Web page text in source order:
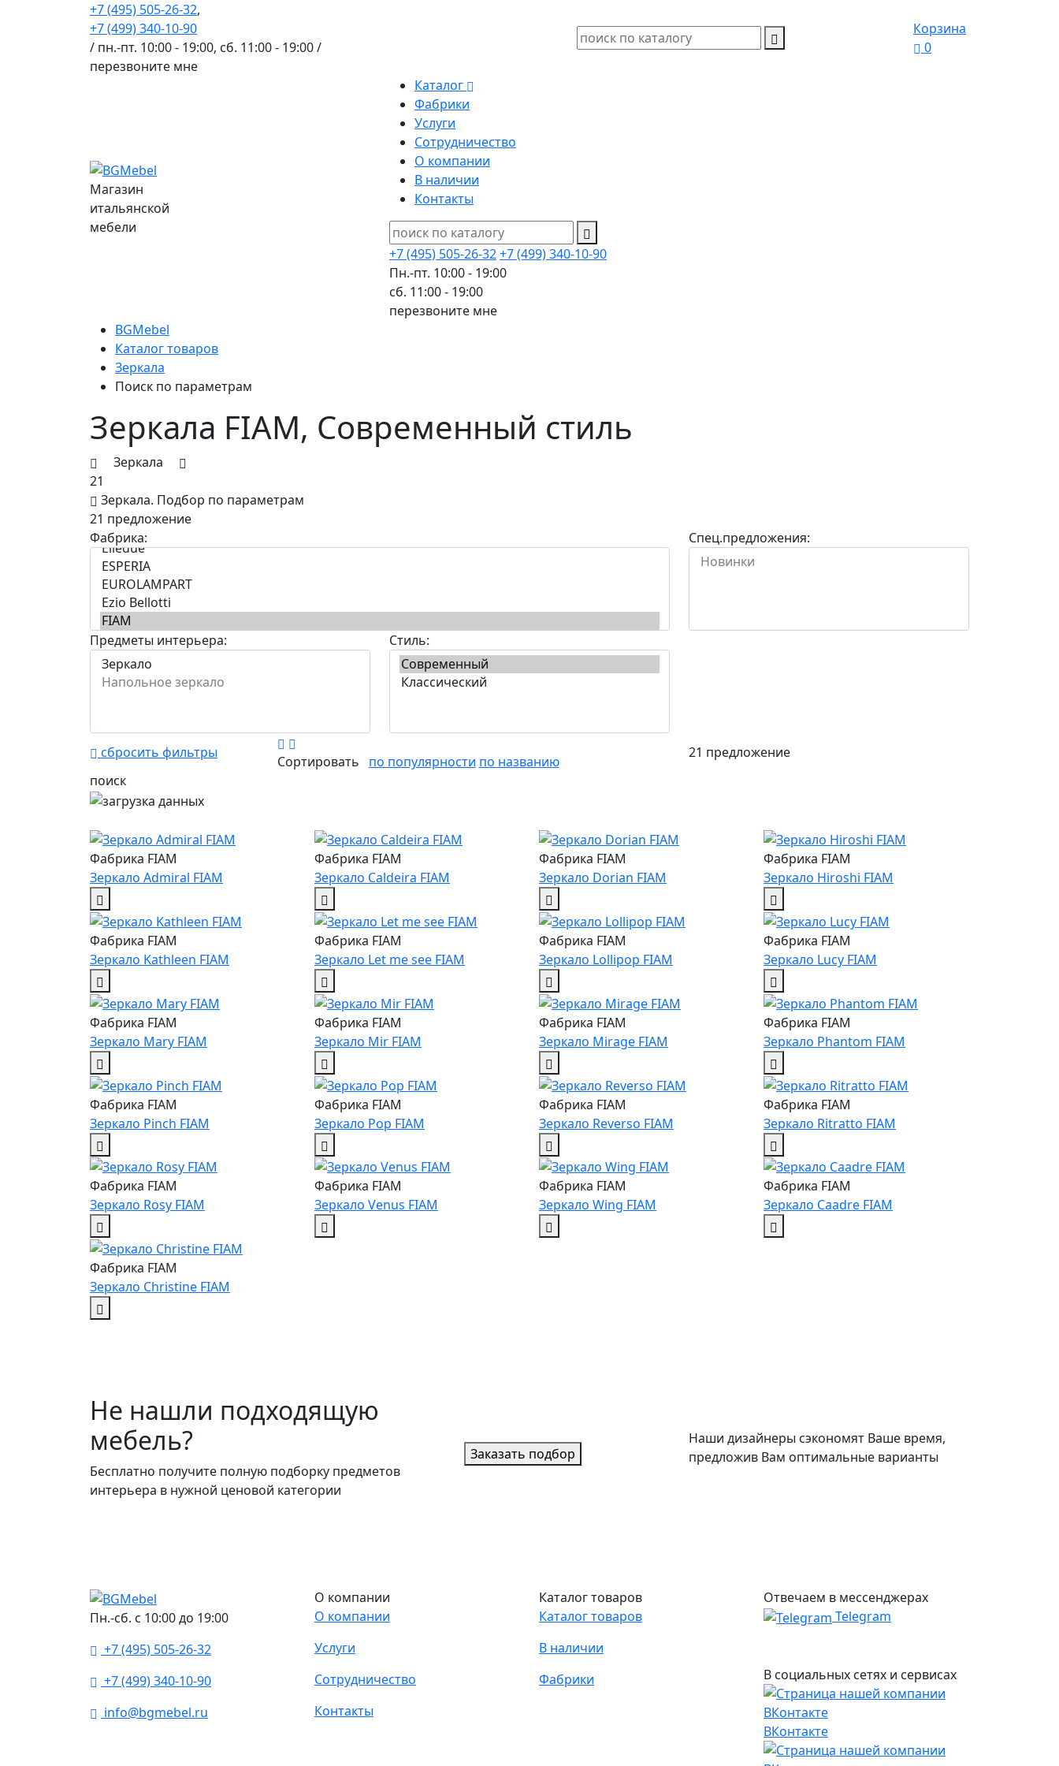
+7 (495) 505-26-32,
+7 (499) 340-10-90
/ пн.-пт. 10:00 - 19:00, сб. 11:00 - 19:00 /
перезвоните мне
Корзина
0
Магазин
итальянской
мебели
Каталог
Фабрики
Услуги
Сотрудничество
О компании
В наличии
Контакты
+7 (495) 505-26-32+7 (499) 340-10-90
Пн.-пт. 10:00 - 19:00
сб. 11:00 - 19:00
перезвоните мне
BGMebel
Каталог товаров
Зеркала
Поиск по параметрам
Зеркала FIAM, Современный стиль
Зеркала
21
Зеркала. Подбор по параметрам
21 предложение
Фабрика:
Спец.предложения:
Предметы интерьера: Стиль:
сбросить фильтры
Сортировать по популярности по названию
21 предложение
поиск
Фабрика FIAM
Зеркало Admiral FIAM
Фабрика FIAM
Зеркало Caldeira FIAM
Фабрика FIAM
Зеркало Dorian FIAM
Фабрика FIAM
Зеркало Hiroshi FIAM
Фабрика FIAM
Зеркало Kathleen FIAM
Фабрика FIAM
Зеркало Let me see FIAM
Фабрика FIAM
Зеркало Lollipop FIAM
Фабрика FIAM
Зеркало Lucy FIAM
Фабрика FIAM
Зеркало Mary FIAM
Фабрика FIAM
Зеркало Mir FIAM
Фабрика FIAM
Зеркало Mirage FIAM
Фабрика FIAM
Зеркало Phantom FIAM
Фабрика FIAM
Зеркало Pinch FIAM
Фабрика FIAM
Зеркало Pop FIAM
Фабрика FIAM
Зеркало Reverso FIAM
Фабрика FIAM
Зеркало Ritratto FIAM
Фабрика FIAM
Зеркало Rosy FIAM
Фабрика FIAM
Зеркало Venus FIAM
Фабрика FIAM
Зеркало Wing FIAM
Фабрика FIAM
Зеркало Сaadre FIAM
Фабрика FIAM
Зеркало Сhristine FIAM
Не нашли подходящую
мебель?
Бесплатно получите полную подборку предметов
интерьера в нужной ценовой категории
Заказать подбор
Наши дизайнеры сэкономят Ваше время,
предложив Вам оптимальные варианты
Пн.-сб. с 10:00 до 19:00
+7 (495) 505-26-32
+7 (499) 340-10-90
info@bgmebel.ru
О компании
О компании
Услуги
Сотрудничество
Контакты
Каталог товаров
Каталог товаров
В наличии
Фабрики
Отвечаем в мессенджерах
Telegram
В социальных сетях и сервисах
ВКонтакте